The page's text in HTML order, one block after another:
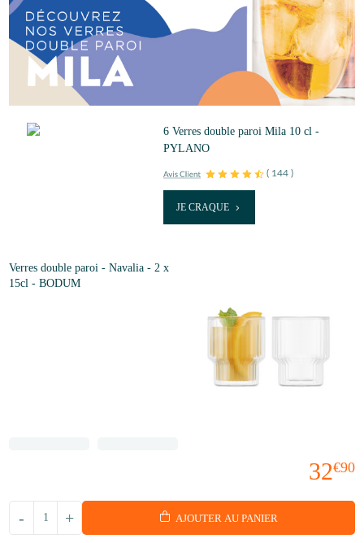
6 Verres double paroi Mila 10 cl -
PYLANO
( 144 )
JE CRAQUE
Verres double paroi - Navalia - 2 x
15cl - BODUM
32€90
+
- AJOUTER AU PANIER